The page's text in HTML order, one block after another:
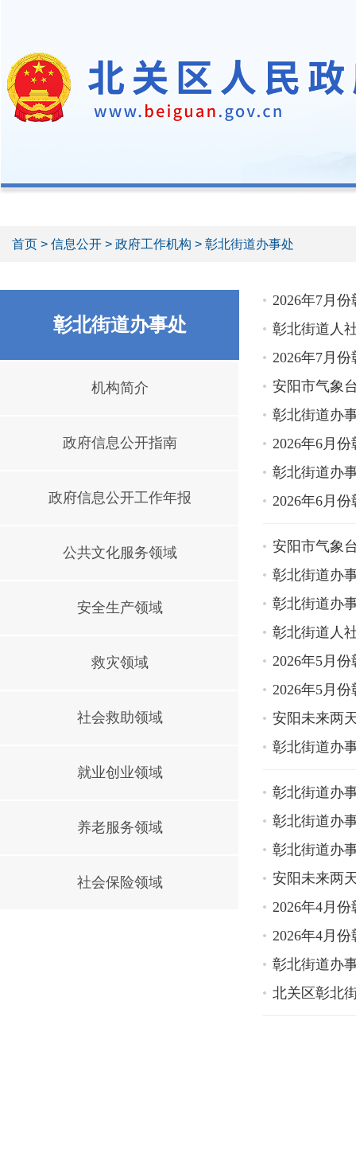
首页 > 信息公开 > 政府工作机构 > 彰北街道办事处
彰北街道办事处
机构简介
政府信息公开指南
政府信息公开工作年报
公共文化服务领域
安全生产领域
救灾领域
社会救助领域
就业创业领域
养老服务领域
社会保险领域
2026年7月
彰北街道人
2026年7月
安阳市气象
彰北街道办
2026年6月
彰北街道办
2026年6月
安阳市气象
彰北街道办
彰北街道办
彰北街道人
2026年5月
2026年5月
安阳未来两
彰北街道办
彰北街道办
彰北街道办
彰北街道办
安阳未来两
2026年4月
2026年4月
彰北街道办
北关区彰北